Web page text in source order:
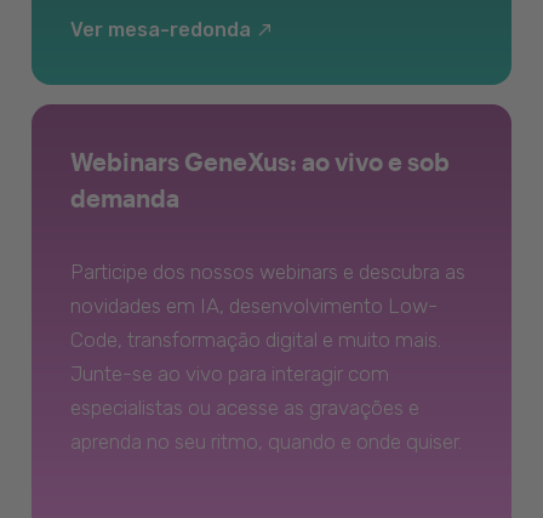
Ver mesa-redonda
Webinars GeneXus: ao vivo e sob
demanda
Participe dos nossos webinars e descubra as
novidades em IA, desenvolvimento Low-
Code, transformação digital e muito mais.
Junte-se ao vivo para interagir com
especialistas ou acesse as gravações e
aprenda no seu ritmo, quando e onde quiser.